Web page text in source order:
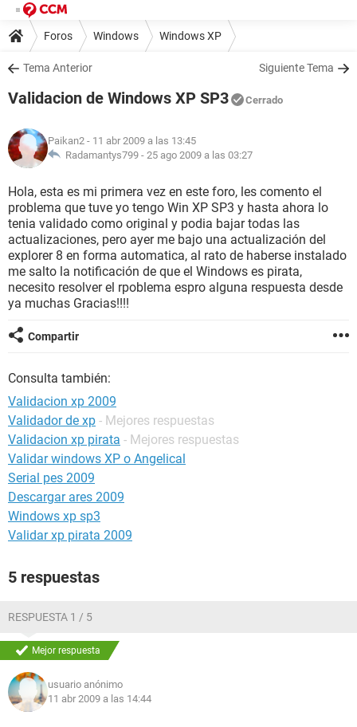
Foros Windows Windows XP
Tema Anterior Siguiente Tema
Validacion de Windows XP SP3 Cerrado
Paikan2 - 11 abr 2009 a las 13:45
Radamantys799 - 25 ago 2009 a las 03:27
Hola, esta es mi primera vez en este foro, les comento el
problema que tuve yo tengo Win XP SP3 y hasta ahora lo
tenia validado como original y podia bajar todas las
actualizaciones, pero ayer me bajo una actualización del
explorer 8 en forma automatica, al rato de haberse instalado
me salto la notificación de que el Windows es pirata,
necesito resolver el rpoblema espro alguna respuesta desde
ya muchas Gracias!!!!
Compartir
Consulta también:
Validacion xp 2009
Validador de xp - Mejores respuestas
Validacion xp pirata - Mejores respuestas
Validar windows XP o Angelical
Serial pes 2009
Descargar ares 2009
Windows xp sp3
Validar xp pirata 2009
5 respuestas
RESPUESTA 1 / 5
Mejor respuesta
usuario anónimo
11 abr 2009 a las 14:44